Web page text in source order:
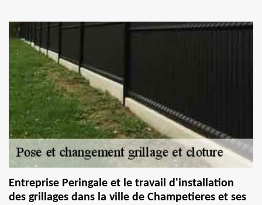
Entreprise Peringale et le travail d'installation
des grillages dans la ville de Champetieres et ses